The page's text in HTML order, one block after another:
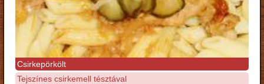
Csirkepörkölt
Tejszínes csirkemell tésztával